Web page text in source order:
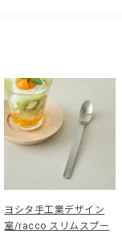
ヨシタ手工業デザイン
室/racco スリムスプー